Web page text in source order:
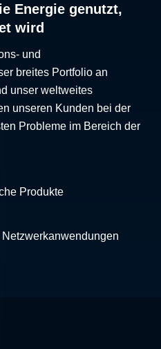
Energie genutzt,
wird
und
breites Portfolio an
unser weltweites
unseren Kunden bei der
Probleme im Bereich der
Produkte